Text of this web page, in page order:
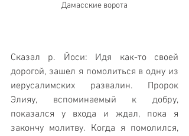
Дамасские ворота
Сказал р. Йоси: Идя как-то своей
дорогой, зашел я помолиться в одну из
иерусалимских развалин. Пророк
Элияу, вспоминаемый к добру,
показался у входа и ждал, пока я
закончу молитву. Когда я помолился,